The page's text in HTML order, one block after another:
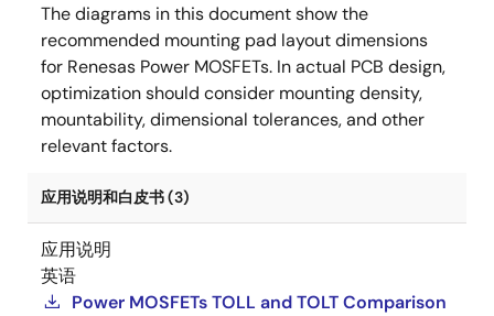
The diagrams in this document show the
recommended mounting pad layout dimensions
for Renesas Power MOSFETs. In actual PCB design,
optimization should consider mounting density,
mountability, dimensional tolerances, and other
relevant factors.
应用说明和白皮书 (3)
应用说明
英语
Power MOSFETs TOLL and TOLT Comparison